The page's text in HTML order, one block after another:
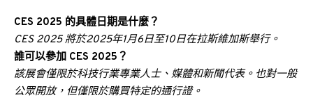
CES 2025 的具體日期是什麼？
CES 2025 將於2025年1月6日至10日在拉斯維加斯舉行。
誰可以參加 CES 2025？
該展會僅限於科技行業專業人士、媒體和新聞代表。也對一般
公眾開放，但僅限於購買特定的通行證。